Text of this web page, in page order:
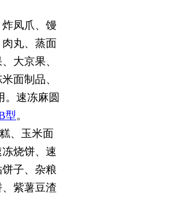
凤爪、馒
丸、蒸面
大京果、
面制品、
。速冻麻圆
型。
、玉米面
烧饼、速
子、杂粮
紫薯豆渣